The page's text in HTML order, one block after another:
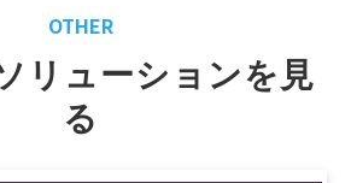
OTHER
リューションを見
る